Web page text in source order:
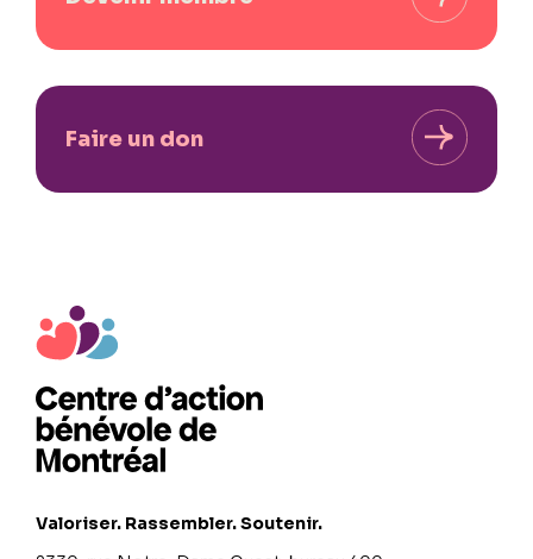
Faire un don
Valoriser. Rassembler. Soutenir.